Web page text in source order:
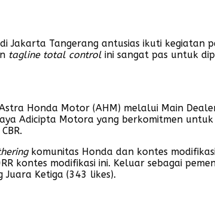
Jakarta Tangerang antusias ikuti
tagline total control ini sangat pas untuk
Honda Motor (AHM) melalui Main
Adicipta Motora yang berkomitmen
komunitas Honda dan kontes
kontes modifikasi ini. Keluar sebagai
Ketiga (343 likes).